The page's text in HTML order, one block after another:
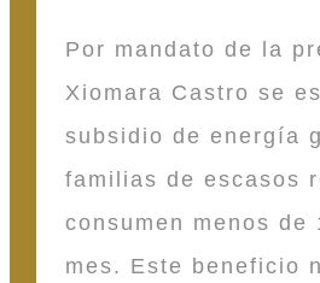
Por mandato de la
Xiomara Castro se
subsidio de energía
familias de escasos
consumen menos de
mes. Este beneficio